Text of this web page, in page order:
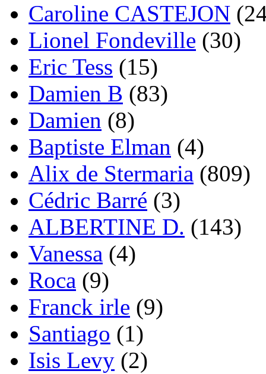
Caroline CASTEJON
Lionel Fondeville (30)
Eric Tess (15)
Damien B (83)
Damien (8)
Baptiste Elman (4)
Alix de Stermaria (809)
Cédric Barré (3)
ALBERTINE D. (143)
Vanessa (4)
Roca (9)
Franck irle (9)
Santiago (1)
Isis Levy (2)